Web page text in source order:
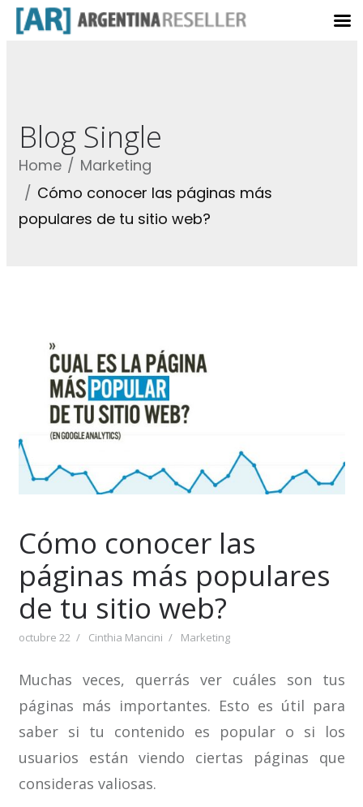
Blog Single
Home
Marketing
Cómo conocer las páginas más
populares de tu sitio web?
Cómo conocer las
páginas más populares
de tu sitio web?
octubre 22 Cinthia Mancini Marketing
Muchas veces, querrás ver cuáles son tus
páginas más importantes. Esto es útil para
saber si tu contenido es popular o si los
usuarios están viendo ciertas páginas que
consideras valiosas.